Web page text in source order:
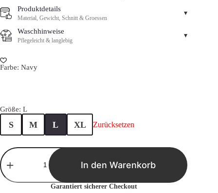
Produktdetails
Material, Gewicht, Schnitt & Groessen
▾
Waschhinweise
Pflegeleicht & langlebig
▾
Farbe: Navy
Größe: L
S M L XL Zurücksetzen
T-
Shirt
18
Geburtstag
In den Warenkorb
Garantiert sicherer Checkout